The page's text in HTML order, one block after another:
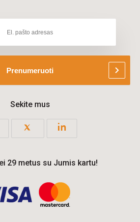
Prenumeruoti chevron_right
Sekite mus
29 metus su Jumis kartu!